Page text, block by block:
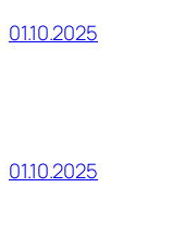
01.10.2025
01.10.2025